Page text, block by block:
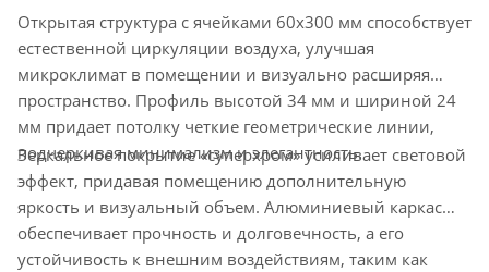
Открытая структура с ячейками 60x300 мм способствует
естественной циркуляции воздуха, улучшая
микроклимат в помещении и визуально расширяя
пространство. Профиль высотой 34 мм и шириной 24
мм придает потолку четкие геометрические линии,
подчеркивая минимализм и элегантность.
Зеркальное покрытие «суперхром» усиливает световой
эффект, придавая помещению дополнительную
яркость и визуальный объем. Алюминиевый каркас
обеспечивает прочность и долговечность, а его
устойчивость к внешним воздействиям, таким как